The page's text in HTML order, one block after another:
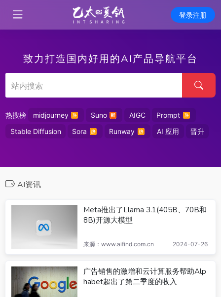
登录注册
致力打造国内好用的AI产品导航平台
热搜榜 midjourney Suno AIGC
Prompt
Stable Diffusion
Sora Runway AI 应用 晋升
AI资讯
Meta推出了Llama 3.1(405B、70B和
8B)开源大模型
来源：www.aifind.com.cn 2024-07-26
广告销售的激增和云计算服务帮助Alp
habet超出了第二季度的收入